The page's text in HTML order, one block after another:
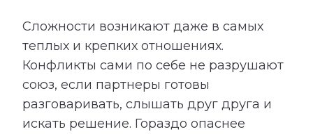
Сложности возникают даже в самых
теплых и крепких отношениях.
Конфликты сами по себе не разрушают
союз, если партнеры готовы
разговаривать, слышать друг друга и
искать решение. Гораздо опаснее